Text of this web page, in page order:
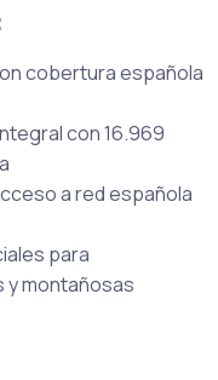
cobertura española
con 16.969
a red española
para
y montañosas